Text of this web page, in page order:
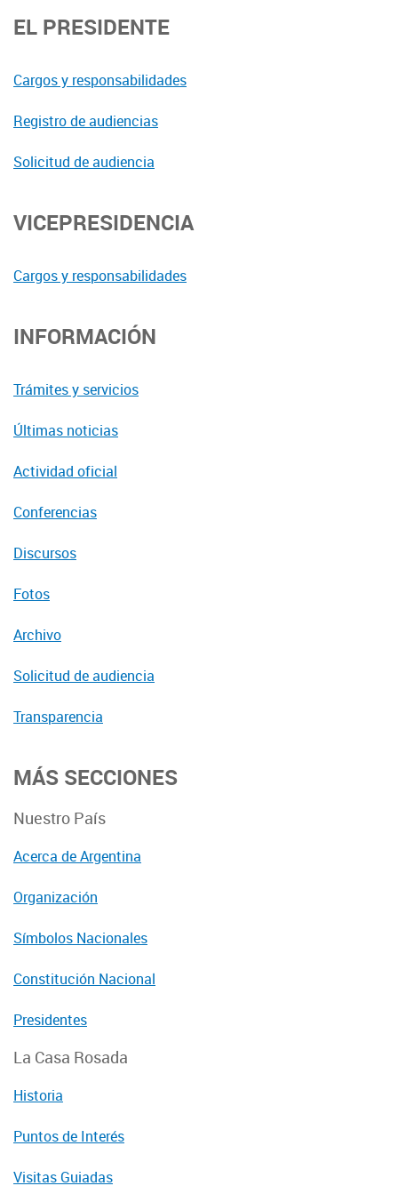
EL PRESIDENTE
Cargos y responsabilidades
Registro de audiencias
Solicitud de audiencia
VICEPRESIDENCIA
Cargos y responsabilidades
INFORMACIÓN
Trámites y servicios
Últimas noticias
Actividad oficial
Conferencias
Discursos
Fotos
Archivo
Solicitud de audiencia
Transparencia
MÁS SECCIONES
Nuestro País
Acerca de Argentina
Organización
Símbolos Nacionales
Constitución Nacional
Presidentes
La Casa Rosada
Historia
Puntos de Interés
Visitas Guiadas